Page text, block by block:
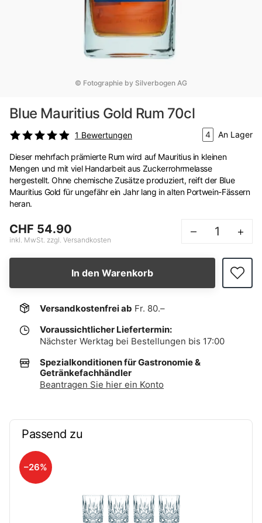
© Fotographie by Silverbogen AG
Blue Mauritius Gold Rum 70cl
1 Bewertungen 4 An Lager
Dieser mehrfach prämierte Rum wird auf Mauritius in kleinen
Mengen und mit viel Handarbeit aus Zuckerrohrmelasse
hergestellt. Ohne chemische Zusätze produziert, reift der Blue
Mauritius Gold für ungefähr ein Jahr lang in alten Portwein-Fässern
heran.
CHF 54.90
inkl. MwSt. zzgl. Versandkosten
– +
In den Warenkorb
Versandkostenfrei ab Fr. 80.–
Voraussichtlicher Liefertermin:
Nächster Werktag bei Bestellungen bis 17:00
Spezialkonditionen für Gastronomie &
Getränkefachhändler
Beantragen Sie hier ein Konto
Passend zu
–26%